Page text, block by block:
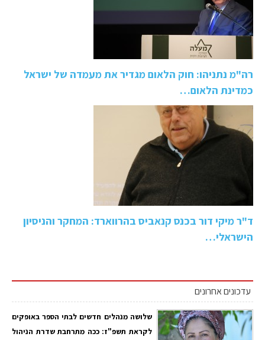
רה"מ נתניהו: חוק הלאום מגדיר את מעמדה של ישראל
כמדינת הלאום…
ד"ר מיקי דור בכנס קנאביס בהרווארד: המחקר והניסיון
הישראלי…
עדכונים אחרונים
שלושה מנהלים חדשים לבתי הספר באופקים
לקראת תשפ"ז: ככה מתרחבת שדרת הניהול